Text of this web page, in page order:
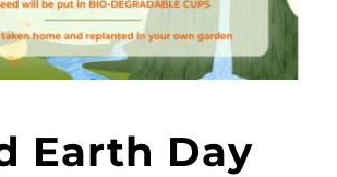
Earth Day